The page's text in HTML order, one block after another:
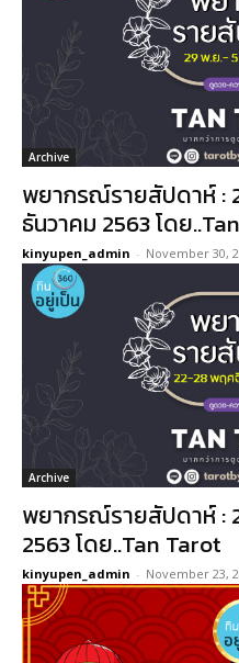
Archive
พยากรณ์รายสัปดาห์ :
ธันวาคม 2563 โดย
kinyupen_admin - November 30,
Archive
พยากรณ์รายสัปดาห์ :
2563 โดย..Tan Tarot
kinyupen_admin - November 23,